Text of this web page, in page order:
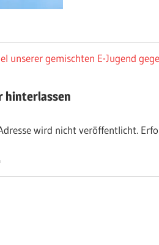
unserer gemischten E-Jugend
hinterlassen
wird nicht veröffentlicht.